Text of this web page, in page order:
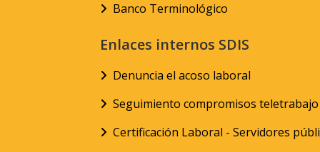
Banco Terminológico
Enlaces internos SDIS
Denuncia el acoso laboral
Seguimiento compromisos teletrabajo
Certificación Laboral - Servidores